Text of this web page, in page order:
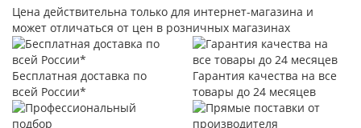
Цена действительна только для интернет-магазина и
может отличаться от цен в розничных магазинах
Бесплатная доставка по
всей России*
Гарантия качества на все
товары до 24 месяцев